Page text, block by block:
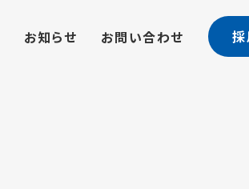
お知らせ お問い合わせ